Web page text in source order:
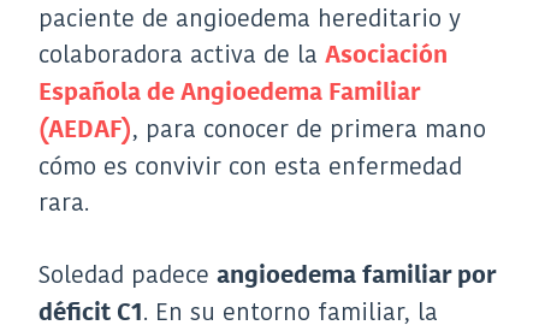
paciente de angioedema hereditario y
colaboradora activa de la Asociación
Española de Angioedema Familiar
(AEDAF), para conocer de primera mano
cómo es convivir con esta enfermedad
rara.
Soledad padece angioedema familiar por
déficit C1. En su entorno familiar, la